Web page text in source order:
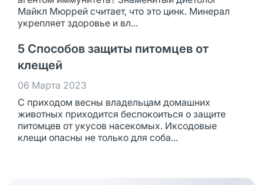
Майкл Мюррей считает, что это цинк. Минерал
укрепляет здоровье и вл...
5 Способов защиты питомцев от
клещей
06 Марта 2023
С приходом весны владельцам домашних
животных приходится беспокоиться о защите
питомцев от укусов насекомых. Иксодовые
клещи опасны не только для соба...